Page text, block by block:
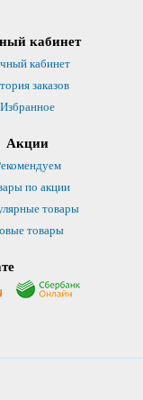
кабинет
кабинет
заказов
Избранное
Акции
по акции
товары
товары